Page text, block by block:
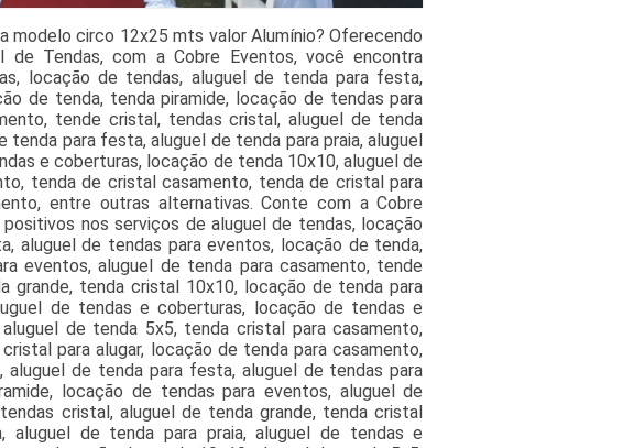
modelo circo 12x25 mts valor Alumínio? Oferecendo
de Tendas, com a Cobre Eventos, você encontra
locação de tendas, aluguel de tenda para festa,
de tenda, tenda piramide, locação de tendas para
tende cristal, tendas cristal, aluguel de tenda
para festa, aluguel de tenda para praia, aluguel
e coberturas, locação de tenda 10x10, aluguel de
tenda de cristal casamento, tenda de cristal para
entre outras alternativas. Conte com a Cobre
nos serviços de aluguel de tendas, locação
aluguel de tendas para eventos, locação de tenda,
eventos, aluguel de tenda para casamento, tende
grande, tenda cristal 10x10, locação de tenda para
de tendas e coberturas, locação de tendas e
de tenda 5x5, tenda cristal para casamento,
para alugar, locação de tenda para casamento,
de tenda para festa, aluguel de tendas para
locação de tendas para eventos, aluguel de
cristal, aluguel de tenda grande, tenda cristal
aluguel de tenda para praia, aluguel de tendas e